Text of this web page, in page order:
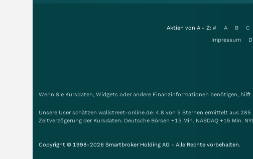
Aktien von A - Z: # A B C
Impressum
Wenn Sie Kursdaten, Widgets oder andere Finanzinformationen benötigen, hilft
Unsere User schätzen wallstreet-online.de: 4.8 von 5 Sternen ermittelt aus
Zeitverzögerung der Kursdaten: Deutsche Börsen +15 Min. NASDAQ +15 Min.
Copyright © 1998-2026 Smartbroker Holding AG - Alle Rechte vorbehalten.